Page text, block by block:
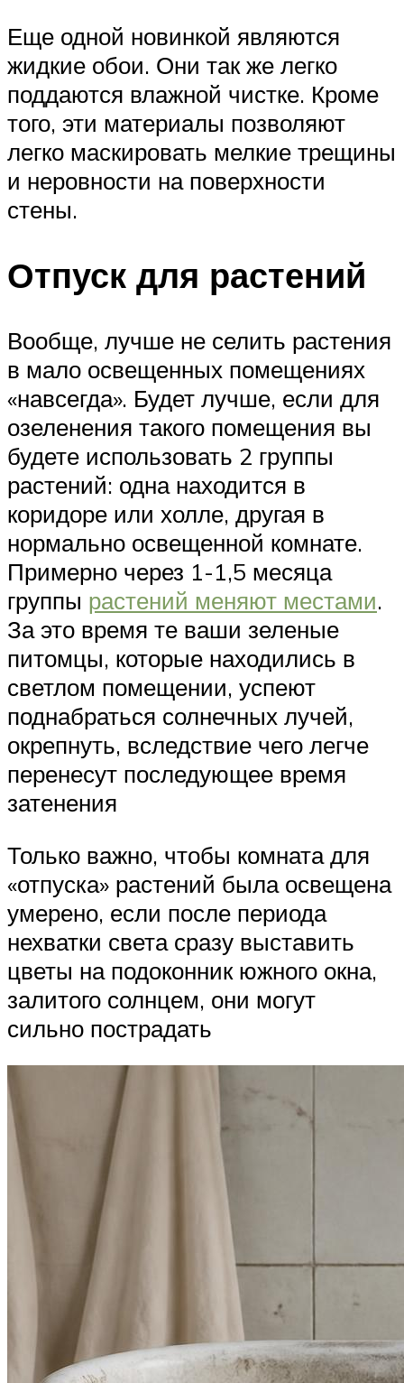
Еще одной новинкой являются
жидкие обои. Они так же легко
поддаются влажной чистке. Кроме
того, эти материалы позволяют
легко маскировать мелкие трещины
и неровности на поверхности
стены.
Отпуск для растений
Вообще, лучше не селить растения
в мало освещенных помещениях
«навсегда». Будет лучше, если для
озеленения такого помещения вы
будете использовать 2 группы
растений: одна находится в
коридоре или холле, другая в
нормально освещенной комнате.
Примерно через 1-1,5 месяца
группы растений меняют местами.
За это время те ваши зеленые
питомцы, которые находились в
светлом помещении, успеют
поднабраться солнечных лучей,
окрепнуть, вследствие чего легче
перенесут последующее время
затенения
Только важно, чтобы комната для
«отпуска» растений была освещена
умерено, если после периода
нехватки света сразу выставить
цветы на подоконник южного окна,
залитого солнцем, они могут
сильно пострадать